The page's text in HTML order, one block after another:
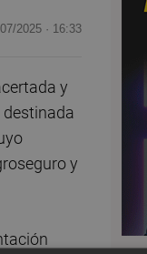
2025 · 16:33
y
destinada
y